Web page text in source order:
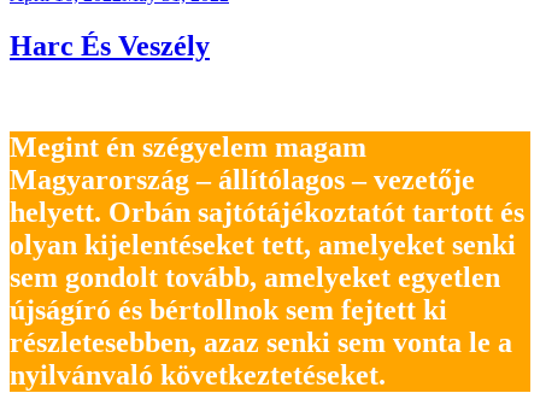
Harc És Veszély
Megint én szégyelem magam
Magyarország – állítólagos – vezetője
helyett. Orbán sajtótájékoztatót tartott és
olyan kijelentéseket tett, amelyeket senki
sem gondolt tovább, amelyeket egyetlen
újságíró és bértollnok sem fejtett ki
részletesebben, azaz senki sem vonta le a
nyilvánvaló következtetéseket.